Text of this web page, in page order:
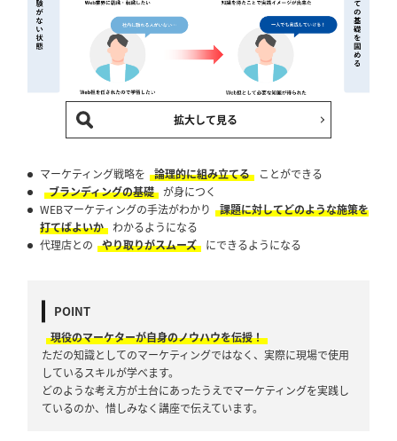
拡大して見る
マーケティング戦略を 論理的に組み立てる
ことができる
ブランディングの基礎 が身につく
WEBマーケティングの手法がわかり
課題に対してどのような施策を
打てばよいか
わかるようになる
代理店との
やり取りがスムーズ にできるようになる
POINT
現役のマーケターが自身のノウハウを伝授！
ただの知識としてのマーケティングではなく、実際に現場で使用
しているスキルが学べます。
どのような考え方が土台にあったうえでマーケティングを実践し
ているのか、惜しみなく講座で伝えています。